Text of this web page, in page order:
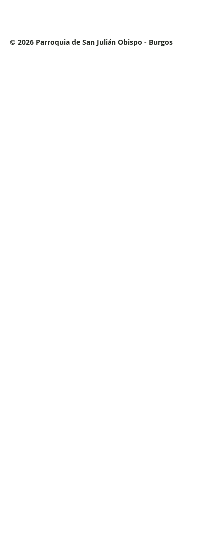
© 2026 Parroquia de San Julián Obispo - Burgos